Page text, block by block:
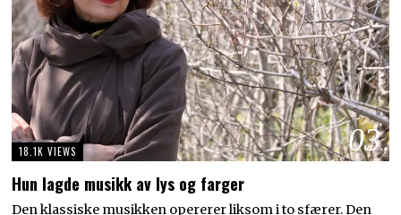
03
18.1K VIEWS
Hun lagde musikk av lys og farger
Den klassiske musikken opererer liksom i to sfærer. Den